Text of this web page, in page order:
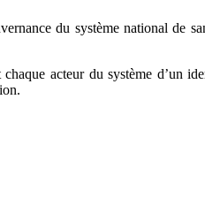
du système national de
acteur du système d’un